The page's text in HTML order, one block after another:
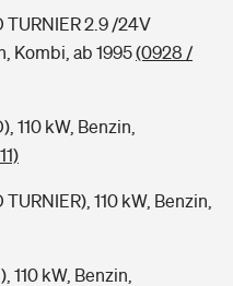
TURNIER 2.9 /24V
Kombi, ab 1995(0928 /
110 kW, Benzin,
110 kW, Benzin,
110 kW, Benzin,